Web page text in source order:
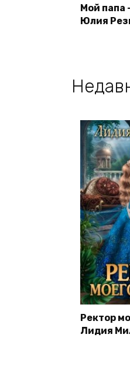
Мой папа
Юлия
Ректор
Лидия